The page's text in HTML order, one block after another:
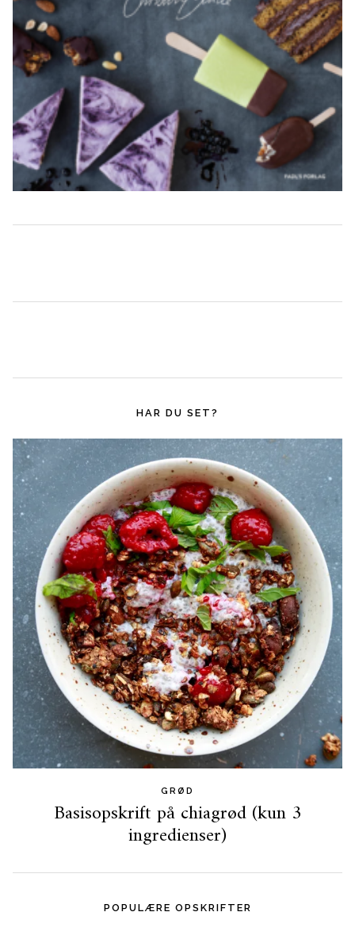
HAR DU SET?
GRØD
Basisopskrift på chiagrød (kun 3
ingredienser)
POPULÆRE OPSKRIFTER